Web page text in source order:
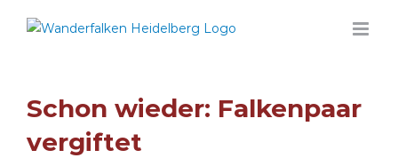
Inhalt
Schon wieder: Falkenpaar
vergiftet